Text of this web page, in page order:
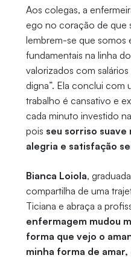
Aos colegas, a
ego no coração de que
lembrem-se que somos
fundamentais na linha
valorizados com
digna”. Ela conclui com
trabalho é cansativo e
cada minuto investido
pois seu sorriso suave
alegria e satisfação
Bianca Loiola,
compartilha de uma
Ticiana e abraça a
enfermagem mudou
forma que vejo o
minha forma de